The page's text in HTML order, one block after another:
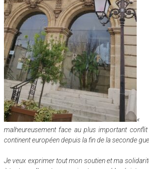
«
malheureusement face au plus important
continent européen depuis la fin de la seconde
Je veux exprimer tout mon soutien et ma